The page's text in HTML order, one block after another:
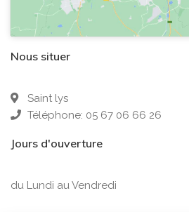
Nous situer
Saint lys
Téléphone: 05 67 06 66 26
Jours d'ouverture
du Lundi au Vendredi